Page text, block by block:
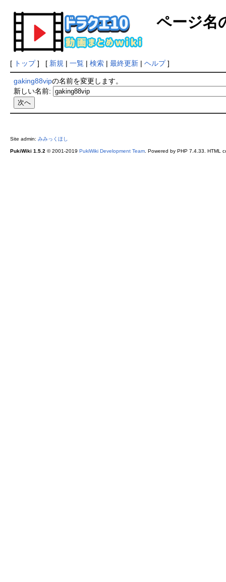
ページ名
[ トップ] [ 新規 | 一覧| 検索| 最終更新| ヘルプ]
gaking88vipの名前を変更します。
新しい名前:
Site admin: みみっくほし
PukiWiki 1.5.2 © 2001-2019 PukiWiki Development Team. Powered by PHP 7.4.33. HTML